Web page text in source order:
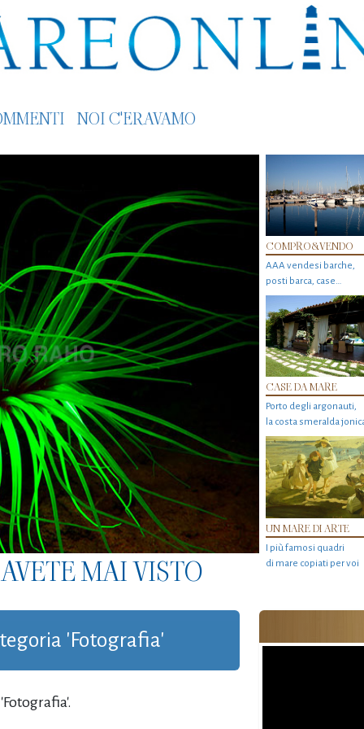
NOI C'ERAVAMO
MAI VISTO
COMPRO&VENDO
AAA vendesi barche,
posti barca, case…
CASE DA MARE
Porto degli argonauti,
la costa smeralda
UN MARE DI ARTE
I più famosi quadri
di mare copiati per voi
'Fotografia'